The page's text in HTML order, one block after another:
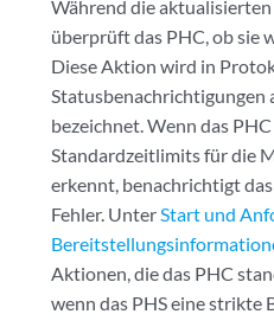
Während die
überprüft das PHC, ob sie
Diese Aktion wird in
Statusbenachrichtigungen
bezeichnet. Wenn das
Standardzeitlimits für die
erkennt, benachrichtigt
Fehler. UnterStart und
Aktionen, die das PHC
wenn das PHS eine strikte